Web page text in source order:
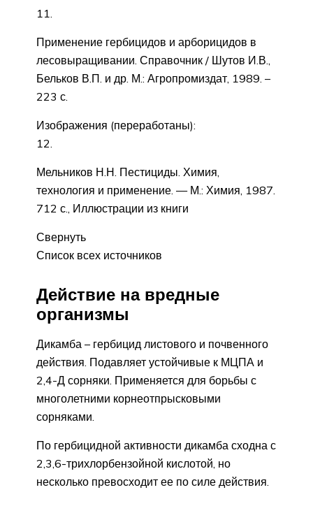
11.
Применение гербицидов и арборицидов в
лесовыращивании. Справочник / Шутов И.В.,
Бельков В.П. и др. М.: Агропромиздат, 1989. –
223 с.
Изображения (переработаны):
12.
Мельников Н.Н. Пестициды. Химия,
технология и применение. — М.: Химия, 1987.
712 с., Иллюстрации из книги
Свернуть
Список всех источников
Действие на вредные
организмы
Дикамба – гербицид листового и почвенного
действия. Подавляет устойчивые к МЦПА и
2,4-Д сорняки. Применяется для борьбы с
многолетними корнеотпрысковыми
сорняками.
По гербицидной активности дикамба сходна с
2,3,6-трихлорбензойной кислотой, но
несколько превосходит ее по силе действия.